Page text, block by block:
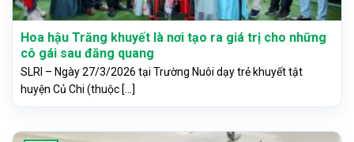
Hoa hậu Trăng khuyết là nơi tạo ra giá trị cho những
cô gái sau đăng quang
SLRI – Ngày 27/3/2026 tại Trường Nuôi dạy trẻ khuyết tật
huyện Củ Chi (thuộc [...]